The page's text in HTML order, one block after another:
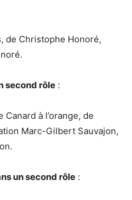
de Christophe Honoré,
second rôle :
à l’orange, de
Marc-Gilbert Sauvajon,
un second rôle :